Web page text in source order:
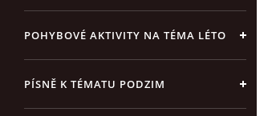
POHYBOVÉ AKTIVITY NA TÉMA LÉTO
PÍSNĚ K TÉMATU PODZIM